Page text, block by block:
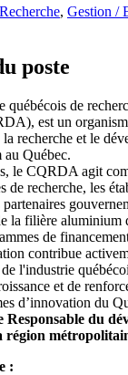
, Gestion /
poste
québécois de
est un
recherche et le
Québec.
le CQRDA agit
de recherche, les
la filière aluminium
de
contribue
l'industrie
et de
d’innovation du
Responsable du
région
: